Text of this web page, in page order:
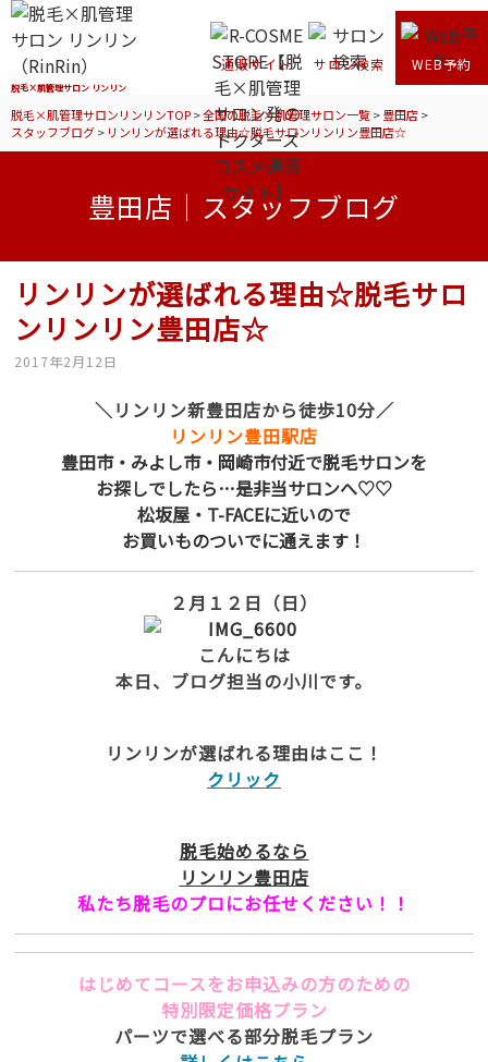
脱毛×肌管理サロン リンリン
通販サイト サロン検索 WEB予約
脱毛×肌管理サロンリンリンTOP>全国の脱毛×肌管理サロン一覧>豊田店>
スタッフブログ> リンリンが選ばれる理由☆脱毛サロンリンリン豊田店☆
豊田店｜スタッフブログ
リンリンが選ばれる理由☆脱毛サロ
ンリンリン豊田店☆
2017年2月12日
＼リンリン新豊田店から徒歩10分／
リンリン豊田駅店
豊田市・みよし市・岡崎市付近で脱毛サロンを
お探しでしたら…是非当サロンへ♡♡
松坂屋・T-FACEに近いので
お買いものついでに通えます！
２月１２日（日）
こんにちは
本日、ブログ担当の小川です。
リンリンが選ばれる理由はここ！
クリック
脱毛始めるなら
リンリン豊田店
私たち脱毛のプロにお任せください！！
はじめてコースをお申込みの方のための
特別限定価格プラン
パーツで選べる部分脱毛プラン